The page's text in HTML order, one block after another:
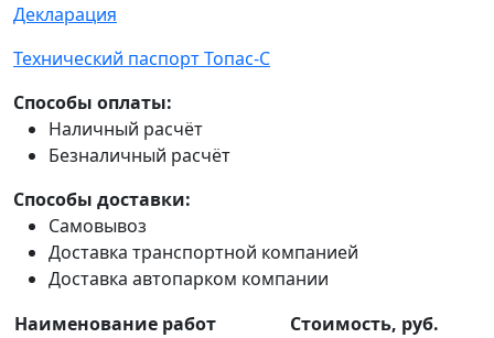
Декларация
Технический паспорт Топас-С
Способы оплаты:
Наличный расчёт
Безналичный расчёт
Способы доставки:
Самовывоз
Доставка транспортной компанией
Доставка автопарком компании
Наименование работ
Стоимость, руб.